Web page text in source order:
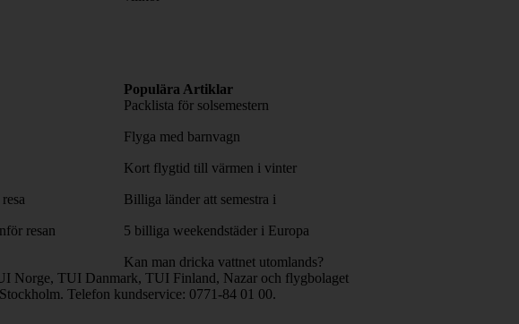
resan
Populära Artiklar
Packlista för solsemestern
Flyga med barnvagn
Kort flygtid till värmen i vinter
Billiga länder att semestra i
5 billiga weekendstäder i Europa
Kan man dricka vattnet utomlands?
Norge, TUI Danmark, TUI Finland, Nazar och flygbolaget
Telefon kundservice: 0771-84 01 00.